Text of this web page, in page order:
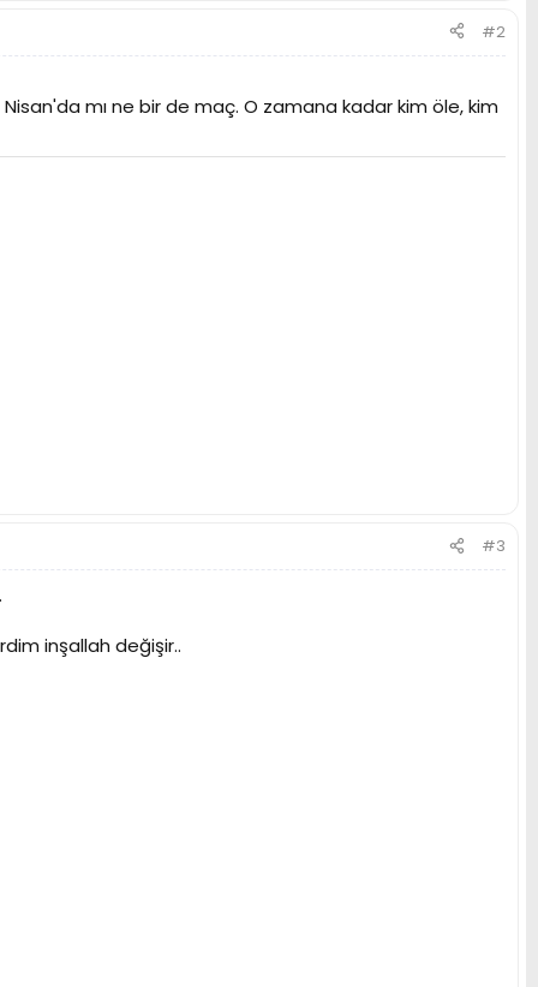
#2
mı ne bir de maç. O zamana kadar kim öle, kim
#3
inşallah değişir..